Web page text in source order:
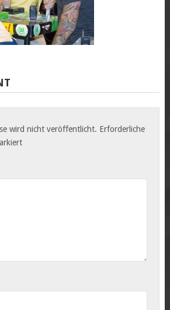
wird nicht veröffentlicht. Erforderliche